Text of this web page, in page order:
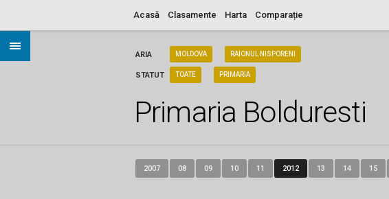
Acasă Clasamente Harta Comparație
ARIA
STATUT
MOLDOVA RAIONUL NISPORENI
TOATE PRIMARIA
Primaria Bolduresti
2007 08 09 10 11 2012 13 14 15